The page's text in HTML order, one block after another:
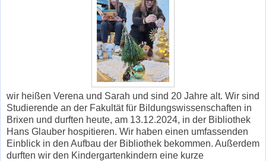
wir heißen Verena und Sarah und sind 20 Jahre alt. Wir sind
Studierende an der Fakultät für Bildungswissenschaften in
Brixen und durften heute, am 13.12.2024, in der Bibliothek
Hans Glauber hospitieren. Wir haben einen umfassenden
Einblick in den Aufbau der Bibliothek bekommen. Außerdem
durften wir den Kindergartenkindern eine kurze